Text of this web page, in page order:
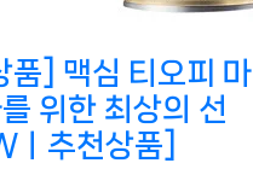
품] 맥심 티오피 마
위한 최상의 선
추천상품]